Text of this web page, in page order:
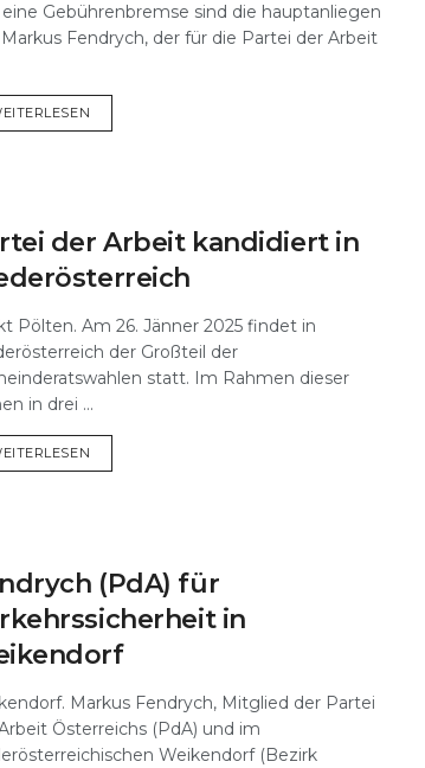
Gebührenbremse sind die hauptanliegen
Fendrych, der für die Partei der Arbeit
der Arbeit kandidiert in
Pölten. Am 26. Jänner 2025 findet in
der Großteil der
statt. Im Rahmen dieser
in drei ...
(PdA) für
in
Markus Fendrych, Mitglied der Partei
Österreichs (PdA) und im
Weikendorf (Bezirk